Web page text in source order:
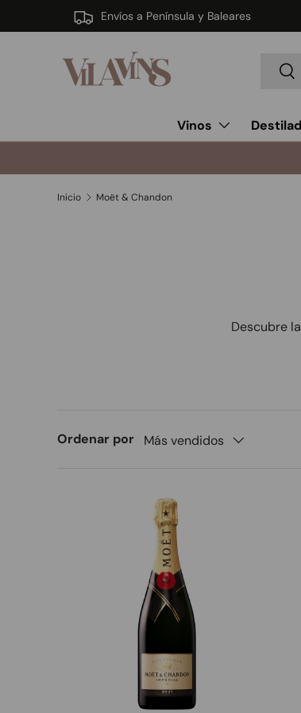
Ir al contenido
Envíos a Península y Baleares
Buscar
Vinos
Inicio Moët & Chandon
Descubre
Ordenar por Más vendidos